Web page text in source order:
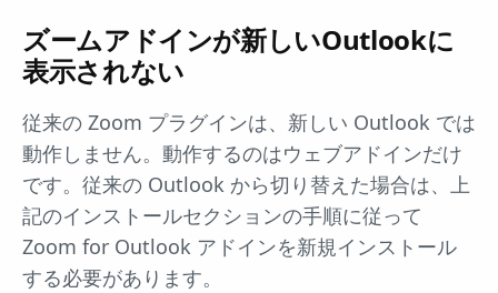
ズームアドインが新しいOutlookに
表示されない
従来の Zoom プラグインは、新しい Outlook では
動作しません。動作するのはウェブアドインだけ
です。従来の Outlook から切り替えた場合は、上
記のインストールセクションの手順に従って
Zoom for Outlook アドインを新規インストール
する必要があります。